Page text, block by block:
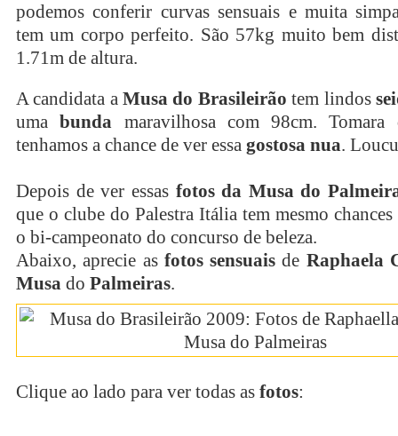
podemos conferir curvas sensuais e muita
tem um corpo perfeito. São 57kg muito bem
1.71m de altura.
A candidata aMusa do Brasileirão tem lindos
umabunda maravilhosa com 98cm.
tenhamos a chance de ver essa gostosa nua.
Depois de ver essas fotos da Musa do
que o clube do Palestra Itália tem mesmo
o bi-campeonato do concurso de beleza.
Abaixo, aprecie as fotos sensuais de Raphaela
Musa do Palmeiras.
Clique ao lado para ver todas as fotos: